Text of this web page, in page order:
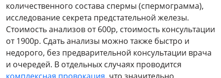
количественного состава спермы (спермограмма),
исследование секрета предстательной железы.
Стоимость анализов от 600р, стоимость консультации
от 1900р. Сдать анализы можно также быстро и
недорого, без предварительной консультации врача
и очередей. В отдельных случаях проводится